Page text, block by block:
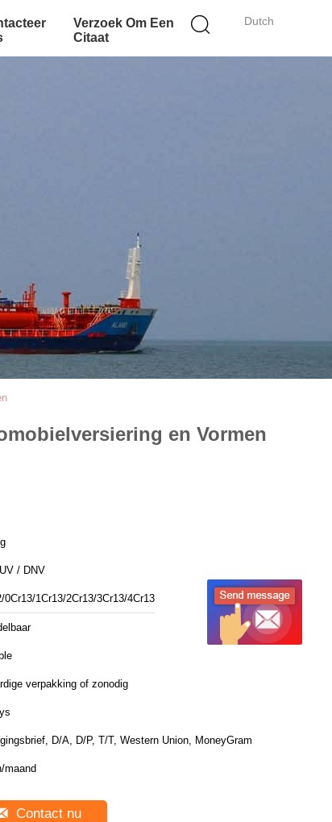
Dutch
Verzoek Om Een
Citaat
en Vormen
/ DNV
0Cr13/1Cr13/2Cr13/3Cr13/4Cr13
verpakking of zonodig
D/A, D/P, T/T, Western Union, MoneyGram
maand
Contact nu